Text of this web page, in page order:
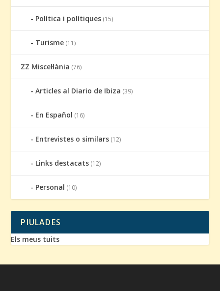
Política i polítiques (15)
Turisme (11)
ZZ Miscel·lània (76)
Articles al Diario de Ibiza (39)
En Español (16)
Entrevistes o similars (12)
Links destacats (12)
Personal (10)
PIULADES
Els meus tuits